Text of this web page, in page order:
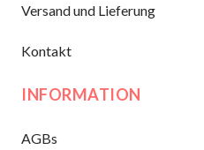
Versand und Lieferung
Kontakt
INFORMATION
AGBs